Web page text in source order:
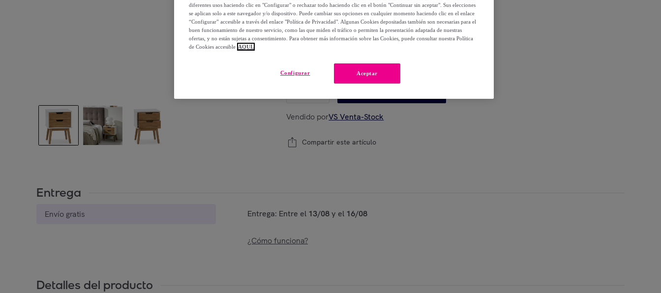
Posible recogida de tu antiguo producto, ver condiciones
Modelo: 40x40x54cm
Vendido porVS Venta-Stock
Compartir este artículo
Entrega
Envío gratis Entrega: Entre el 13/08y el 16/08
¿Cómo funciona?
Detalles del producto
diferentes usos haciendo clic en "Configurar" o rechazar todo haciendo clic en el botón "Continuar sin aceptar". Sus elecciones
se aplican solo a este navegador y/o dispositivo. Puede cambiar sus opciones en cualquier momento haciendo clic en el enlace
“Configurar” accesible a través del enlace "Política de Privacidad". Algunas Cookies depositadas también son necesarias para el
buen funcionamiento de nuestro servicio, como las que miden el tráfico o permiten la presentación adaptada de nuestras
ofertas, y no están sujetas a consentimiento. Para obtener más información sobre las Cookies, puede consultar nuestra Política
de Cookies accesible AQUÍ.
Aceptar
Configurar